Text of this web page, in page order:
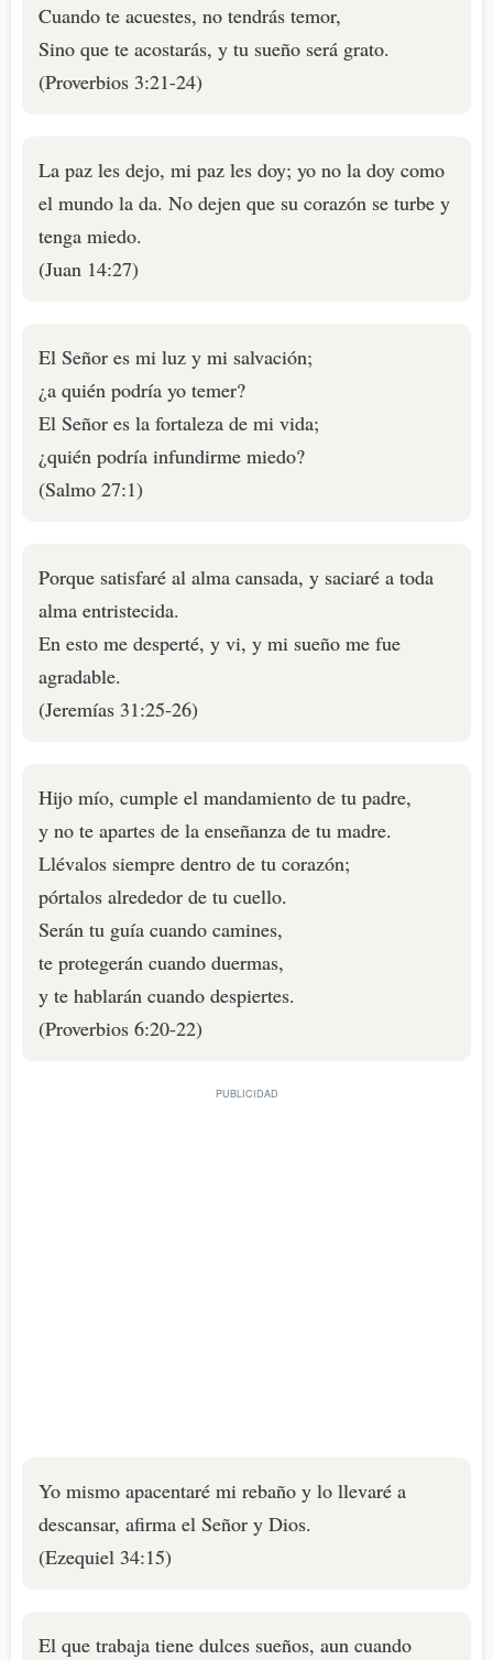
Cuando te acuestes, no tendrás temor,
Sino que te acostarás, y tu sueño será grato.
(Proverbios 3:21-24)
La paz les dejo, mi paz les doy; yo no la doy como
el mundo la da. No dejen que su corazón se turbe y
tenga miedo.
(Juan 14:27)
El Señor es mi luz y mi salvación;
¿a quién podría yo temer?
El Señor es la fortaleza de mi vida;
¿quién podría infundirme miedo?
(Salmo 27:1)
Porque satisfaré al alma cansada, y saciaré a toda
alma entristecida.
En esto me desperté, y vi, y mi sueño me fue
agradable.
(Jeremías 31:25-26)
Hijo mío, cumple el mandamiento de tu padre,
y no te apartes de la enseñanza de tu madre.
Llévalos siempre dentro de tu corazón;
pórtalos alrededor de tu cuello.
Serán tu guía cuando camines,
te protegerán cuando duermas,
y te hablarán cuando despiertes.
(Proverbios 6:20-22)
Yo mismo apacentaré mi rebaño y lo llevaré a
descansar, afirma el Señor y Dios.
(Ezequiel 34:15)
El que trabaja tiene dulces sueños, aun cuando